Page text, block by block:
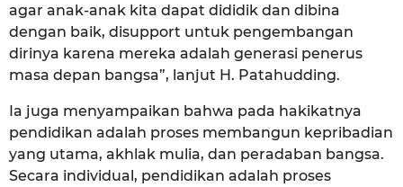
agar anak-anak kita dapat dididik dan dibina
dengan baik, disupport untuk pengembangan
dirinya karena mereka adalah generasi penerus
masa depan bangsa”, lanjut H. Patahudding.
Ia juga menyampaikan bahwa pada hakikatnya
pendidikan adalah proses membangun kepribadian
yang utama, akhlak mulia, dan peradaban bangsa.
Secara individual, pendidikan adalah proses